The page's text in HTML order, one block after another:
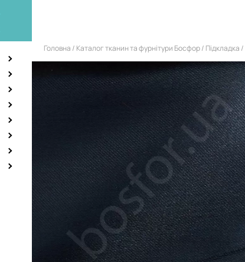
Головна Каталог тканин та фурнітури Босфор Підкладка